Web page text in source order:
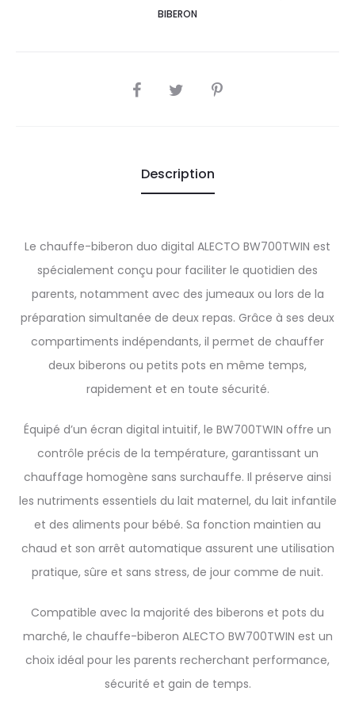
BIBERON
SHARE
Description
Le chauffe-biberon duo digital ALECTO BW700TWIN est
spécialement conçu pour faciliter le quotidien des
parents, notamment avec des jumeaux ou lors de la
préparation simultanée de deux repas. Grâce à ses deux
compartiments indépendants, il permet de chauffer
deux biberons ou petits pots en même temps,
rapidement et en toute sécurité.
Équipé d’un écran digital intuitif, le BW700TWIN offre un
contrôle précis de la température, garantissant un
chauffage homogène sans surchauffe. Il préserve ainsi
les nutriments essentiels du lait maternel, du lait infantile
et des aliments pour bébé. Sa fonction maintien au
chaud et son arrêt automatique assurent une utilisation
pratique, sûre et sans stress, de jour comme de nuit.
Compatible avec la majorité des biberons et pots du
marché, le chauffe-biberon ALECTO BW700TWIN est un
choix idéal pour les parents recherchant performance,
sécurité et gain de temps.